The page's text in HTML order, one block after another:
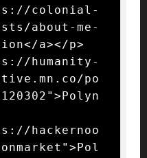
colonial-
about-me-
a></p>
humanity-
po
hackernoo